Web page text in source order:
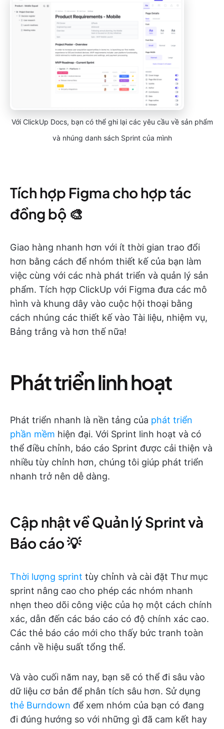
Với ClickUp Docs, bạn có thể ghi lại các yêu cầu về sản phẩm
và nhúng danh sách Sprint của mình
Tích hợp Figma cho hợp tác
đồng bộ 🎨
Giao hàng nhanh hơn với ít thời gian trao đổi
hơn bằng cách để nhóm thiết kế của bạn làm
việc cùng với các nhà phát triển và quản lý sản
phẩm. Tích hợp ClickUp với Figma đưa các mô
hình và khung dây vào cuộc hội thoại bằng
cách nhúng các thiết kế vào Tài liệu, nhiệm vụ,
Bảng trắng và hơn thế nữa!
Phát triển linh hoạt
Phát triển nhanh là nền tảng của phát triển
phần mềm hiện đại. Với Sprint linh hoạt và có
thể điều chỉnh, báo cáo Sprint được cải thiện và
nhiều tùy chỉnh hơn, chúng tôi giúp phát triển
nhanh trở nên dễ dàng.
Cập nhật về Quản lý Sprint và
Báo cáo 💡
Thời lượng sprint tùy chỉnh và cài đặt Thư mục
sprint nâng cao cho phép các nhóm nhanh
nhẹn theo dõi công việc của họ một cách chính
xác, dẫn đến các báo cáo có độ chính xác cao.
Các thẻ báo cáo mới cho thấy bức tranh toàn
cảnh về hiệu suất tổng thể.
Và vào cuối năm nay, bạn sẽ có thể đi sâu vào
dữ liệu cơ bản để phân tích sâu hơn. Sử dụng
thẻ Burndown để xem nhóm của bạn có đang
đi đúng hướng so với những gì đã cam kết hay